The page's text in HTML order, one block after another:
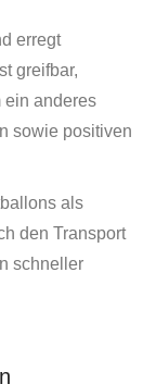
erregt
greifbar,
ein anderes
sowie positiven
als
den Transport
schneller